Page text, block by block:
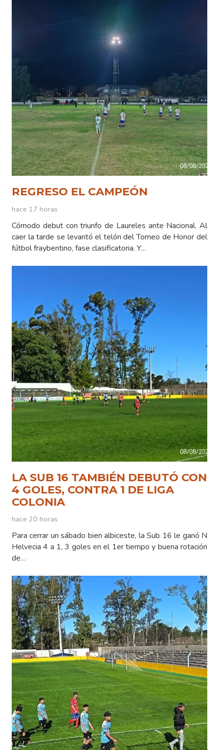
REGRESO EL CAMPEÓN
hace 17 horas
Cómodo debut con triunfo de Laureles ante Nacional. Al
caer la tarde se levantó el telón del Torneo de Honor del
fútbol fraybentino, fase clasificatoria. Y…
LA SUB 16 TAMBIÉN DEBUTÓ CON
4 GOLES, CONTRA 1 DE LIGA
COLONIA
hace 20 horas
Para cerrar un sábado bien albiceste, la Sub 16 le ganó N
Helvecia 4 a 1, 3 goles en el 1er tiempo y buena rotación
de…